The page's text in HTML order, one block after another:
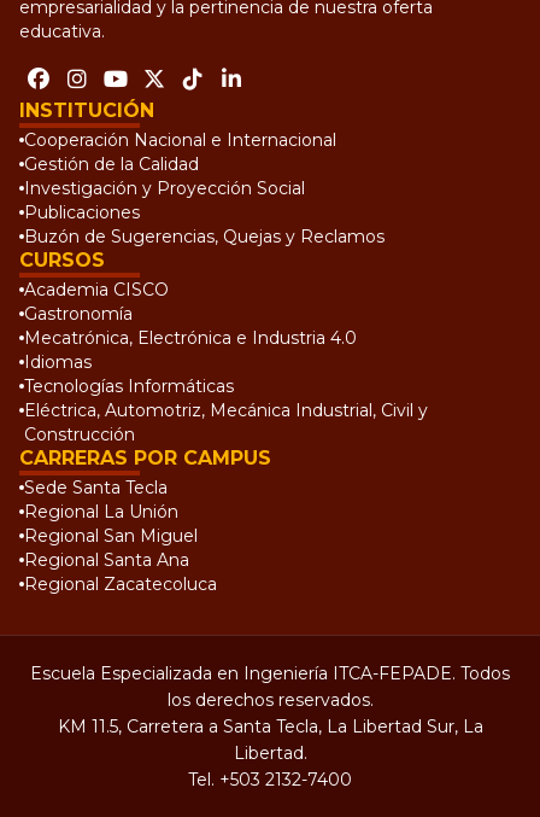
empresarialidad y la pertinencia de nuestra oferta
educativa.
INSTITUCIÓN
Cooperación Nacional e Internacional
Gestión de la Calidad
Investigación y Proyección Social
Publicaciones
Buzón de Sugerencias, Quejas y Reclamos
CURSOS
Academia CISCO
Gastronomía
Mecatrónica, Electrónica e Industria 4.0
Idiomas
Tecnologías Informáticas
Eléctrica, Automotriz, Mecánica Industrial, Civil y
Construcción
CARRERAS POR CAMPUS
Sede Santa Tecla
Regional La Unión
Regional San Miguel
Regional Santa Ana
Regional Zacatecoluca
Escuela Especializada en Ingeniería ITCA-FEPADE. Todos
los derechos reservados.
KM 11.5, Carretera a Santa Tecla, La Libertad Sur, La
Libertad.
Tel. +503 2132-7400